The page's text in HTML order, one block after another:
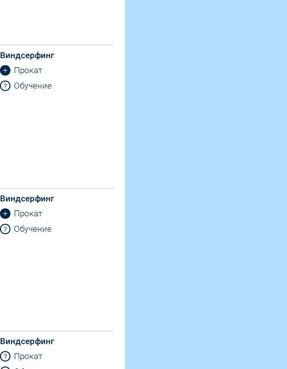
Виндсерфинг
Прокат
Обучение
Виндсерфинг
Прокат
Обучение
Виндсерфинг
Прокат